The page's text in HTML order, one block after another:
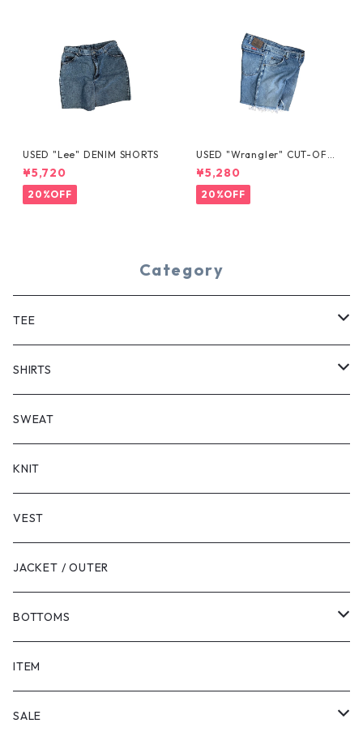
USED "Lee" DENIM SHORTS
¥5,720
20%OFF
USED "Wrangler" CUT-OFF
DENIM SHORTS
¥5,280
20%OFF
Category
TEE
SHORT SLEEVE
LONG SLEEVE
SHIRTS
SHORT SLEEVE
LONG SLEEVE
SWEAT
KNIT
VEST
JACKET / OUTER
BOTTOMS
SHORTS
PANTS
ITEM
SALE